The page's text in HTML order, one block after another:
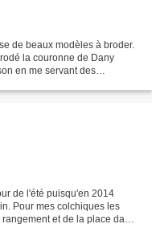
de beaux modèles à broder.
la couronne de Dany
en me servant des
de l'été puisqu'en 2014
Pour mes colchiques les
et de la place dans